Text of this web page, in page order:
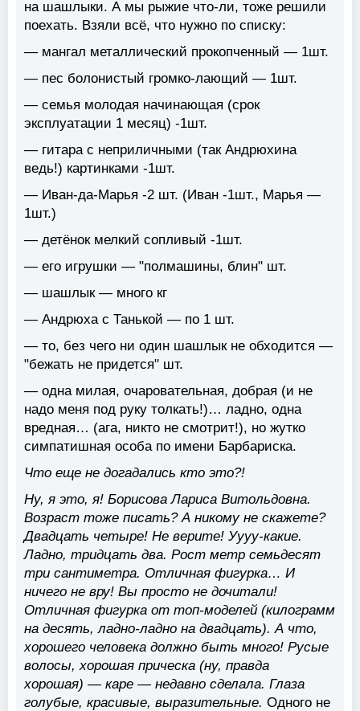
на шашлыки. А мы рыжие что-ли, тоже решили
поехать. Взяли всё, что нужно по списку:
— мангал металлический прокопченный — 1шт.
— пес болонистый громко-лающий — 1шт.
— семья молодая начинающая (срок
эксплуатации 1 месяц) -1шт.
— гитара с неприличными (так Андрюхина
ведь!) картинками -1шт.
— Иван-да-Марья -2 шт. (Иван -1шт., Марья —
1шт.)
— детёнок мелкий сопливый -1шт.
— его игрушки — "полмашины, блин" шт.
— шашлык — много кг
— Андрюха с Танькой — по 1 шт.
— то, без чего ни один шашлык не обходится —
"бежать не придется" шт.
— одна милая, очаровательная, добрая (и не
надо меня под руку толкать!)… ладно, одна
вредная… (ага, никто не смотрит!), но жутко
симпатишная особа по имени Барбариска.
Что еще не догадались кто это?!
Ну, я это, я! Борисова Лариса Витольдовна.
Возраст тоже писать? А никому не скажете?
Двадцать четыре! Не верите! Уууу-какие.
Ладно, тридцать два. Рост метр семьдесят
три сантиметра. Отличная фигурка… И
ничего не вру! Вы просто не дочитали!
Отличная фигурка от топ-моделей (килограмм
на десять, ладно-ладно на двадцать). А что,
хорошего человека должно быть много! Русые
волосы, хорошая прическа (ну, правда
хорошая) — каре — недавно сделала. Глаза
голубые, красивые, выразительные. Одного не